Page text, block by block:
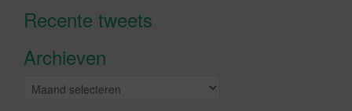
Recente tweetsKlik om marketing cookies te
Archieven
Archieven